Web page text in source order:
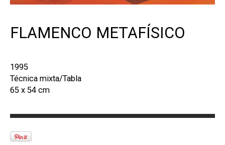
FLAMENCO METAFÍSICO
1995
Técnica mixta/Tabla
65 x 54 cm